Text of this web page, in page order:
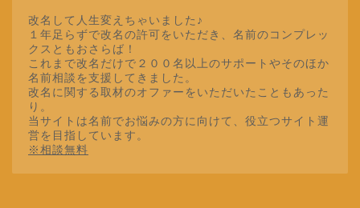
改名して人生変えちゃいました♪
１年足らずで改名の許可をいただき、名前のコンプレッ
クスともおさらば！
これまで改名だけで２００名以上のサポートやそのほか
名前相談を支援してきました。
改名に関する取材のオファーをいただいたこともあった
り。
当サイトは名前でお悩みの方に向けて、役立つサイト運
営を目指しています。
※相談無料